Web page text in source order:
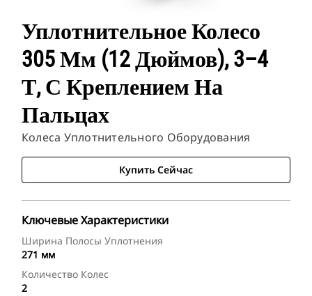
Уплотнительное Колесо
305 Мм (12 Дюймов), 3–4
Т, С Креплением На
Пальцах
Колеса Уплотнительного Оборудования
Купить Сейчас
Ключевые Характеристики
Ширина Полосы Уплотнения
271 мм
Количество Колес
2